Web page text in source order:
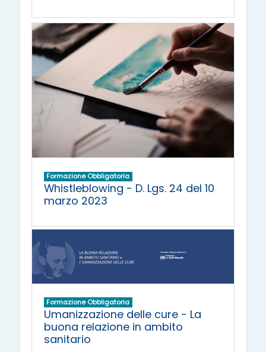
Formazione Obbligatoria
Whistleblowing - D. Lgs. 24 del 10
marzo 2023
Formazione Obbligatoria
Umanizzazione delle cure - La
buona relazione in ambito
sanitario